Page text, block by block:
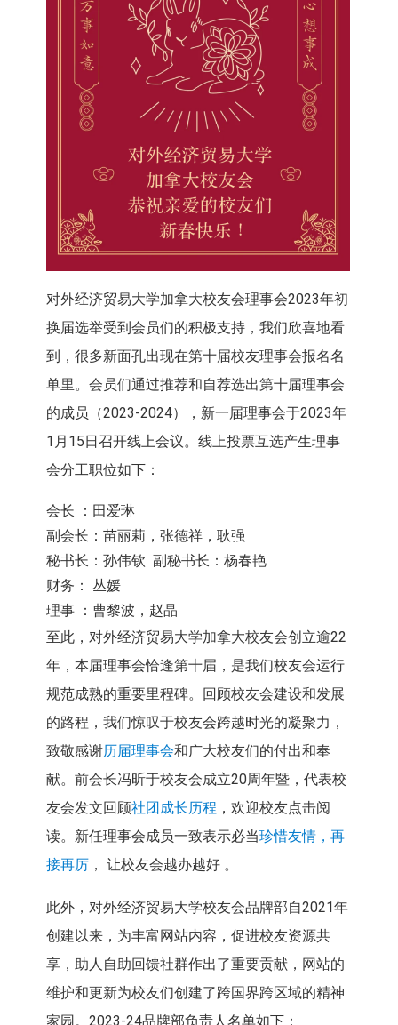
对外经济贸易大学加拿大校友会理事会2023年初
换届选举受到会 员们的积极支持，我们欣喜地看
到， 很多新面孔出现在第十届校友理事会报名名
单里。 会员们通过推荐和自荐选出第十届理事会
的成员（2023-2024），新一届理事会于2023年
1月15日召开线上会议。 线上投票互选产生理事
会分工职位如下：
会长 ：田爱琳
副会长：苗丽莉，张德祥，耿强
秘书长：孙伟钦 副秘书长：杨春艳
财务： 丛媛
理事 ：曹黎波，赵晶
至此，对外经济贸易大学加拿大校友会创立逾22
年， 本届理事会恰逢第十届， 是我们校友会运行
规范成熟的重要里程碑。
回顾校友会建设和发展
的路程， 我们惊叹于校友会跨越时光的凝聚力，
致敬感谢历届理事会和广大校友们的付出和奉
献。 前会长冯昕于校友会成立20周年暨， 代表校
友会发文回顾社团成长历程 ，欢迎校友点击阅
读。 新任理事会成员一致表示必当珍惜友情，再
接再厉， 让校友会越办越好 。
此外，对外经济贸易大学校友会品牌部自2021年
创建以来， 为丰富网站内容，促进校友资源共
享， 助人自助回馈社群作出了重要贡献， 网站的
维护和更新为校友们创建了跨国界跨区域的精神
家园。 2023-24品牌部负责人名单如下：